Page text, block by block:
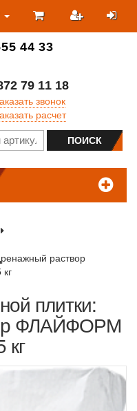
44 33
79 11 18
звонок
расчет
раствор
плитки:
ФЛАЙФОРМ
кг